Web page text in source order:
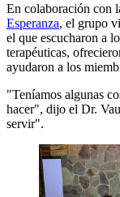
En colaboración con
Esperanza, el grupo
el que escucharon a
terapéuticas,
ayudaron a los
"Teníamos algunas
hacer", dijo el Dr.
servir".